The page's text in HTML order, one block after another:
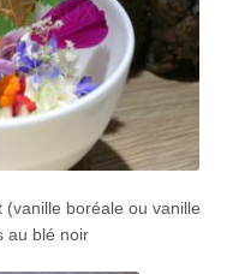
boréale ou vanille
au blé noir